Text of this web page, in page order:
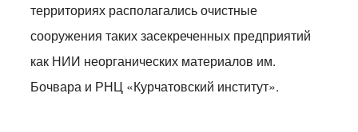
территориях располагались очистные
сооружения таких засекреченных предприятий
как НИИ неорганических материалов им.
Бочвара и РНЦ «Курчатовский институт».